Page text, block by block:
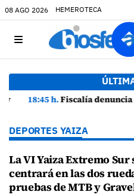
08 AGO 2026 HEMEROTECA
18:45 h.Fiscalía denuncia a Yonathan de León y a
DEPORTES YAIZA
La VI Yaiza Extremo Sur
centrará en las dos
pruebas de MTB y